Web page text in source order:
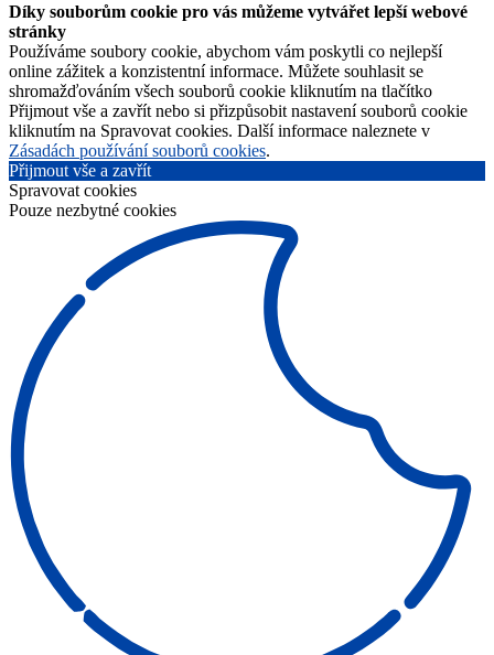
Díky souborům cookie pro vás můžeme vytvářet lepší webové
stránky
Používáme soubory cookie, abychom vám poskytli co nejlepší
online zážitek a konzistentní informace. Můžete souhlasit se
shromažďováním všech souborů cookie kliknutím na tlačítko
Přijmout vše a zavřít nebo si přizpůsobit nastavení souborů cookie
kliknutím na Spravovat cookies. Další informace naleznete v
Zásadách používání souborů cookies.
Přijmout vše a zavřít
Spravovat cookies
Pouze nezbytné cookies